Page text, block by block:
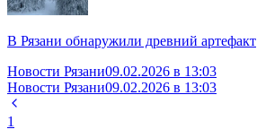
В Рязани обнаружили древний артефакт
Новости Рязани09.02.2026 в 13:03
Новости Рязани09.02.2026 в 13:03
1